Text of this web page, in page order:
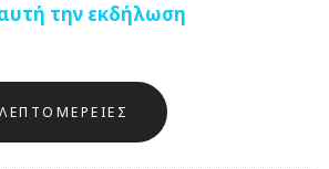
την εκδήλωση
ΛΕΠΤΟΜΈΡΕΙΕΣ